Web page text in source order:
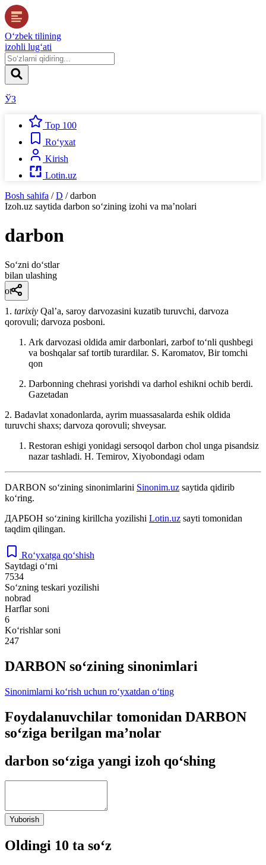
O‘zbek tilining
izohli lug‘ati
ЎЗ
Top 100
Ro‘yxat
Kirish
Lotin.uz
Bosh sahifa / D / darbon
Izoh.uz saytida darbon so‘zining izohi va ma’nolari
darbon
So‘zni do‘stlar
bilan ulashing
ot
1. tarixiy Qalʼa, saroy darvozasini kuzatib turuvchi, darvoza
qorovuli; darvoza posboni.
Ark darvozasi oldida amir darbonlari, zarbof toʻnli qushbegi
va boshqalar saf tortib turardilar. S. Karomatov, Bir tomchi
qon
Darbonning chehrasi yorishdi va darhol eshikni ochib berdi.
Gazetadan
2. Badavlat xonadonlarda, ayrim muassasalarda eshik oldida
turuvchi shaxs; darvoza qorovuli; shveysar.
Restoran eshigi yonidagi sersoqol darbon chol unga pisandsiz
nazar tashladi. H. Temirov, Xiyobondagi odam
DARBON so‘zining sinonimlarini Sinonim.uz saytida qidirib
ko‘ring.
ДАРБОН so‘zining kirillcha yozilishi Lotin.uz sayti tomonidan
taqdim qilingan.
Ro‘yxatga qo‘shish
Saytdagi o‘rni
7534
So‘zning teskari yozilishi
nobrad
Harflar soni
6
Ko‘rishlar soni
247
DARBON so‘zining sinonimlari
Sinonimlarni ko‘rish uchun ro‘yxatdan o‘ting
Foydalanuvchilar tomonidan DARBON
so‘ziga berilgan ma’nolar
darbon so‘ziga yangi izoh qo‘shing
Yuborish
Oldingi 10 ta so‘z